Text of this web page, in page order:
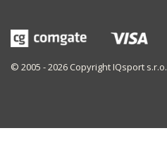
© 2005 - 2026 Copyright IQsport s.r.o.